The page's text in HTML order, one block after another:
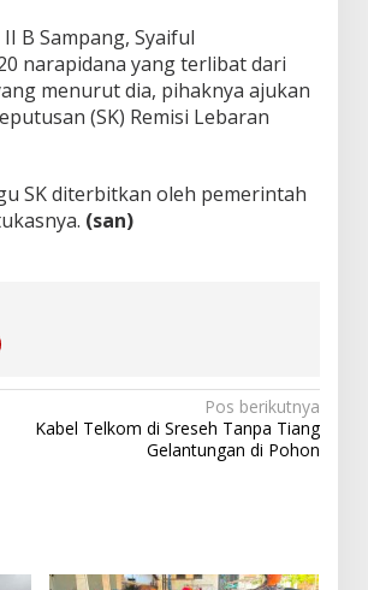
B Sampang, Syaiful
narapidana yang terlibat dari
menurut dia, pihaknya ajukan
(SK) Remisi Lebaran
SK diterbitkan oleh pemerintah
(san)
Pos berikutnya
Kabel Telkom di Sreseh Tanpa Tiang
Gelantungan di Pohon